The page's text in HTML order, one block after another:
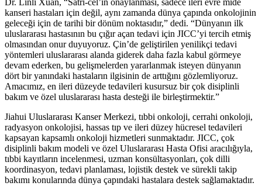
Dr. Linli Xuan, “Satri-cel’in onaylanması, sadece ileri evre mide
kanseri hastaları için değil, aynı zamanda dünya çapında onkolojinin
geleceği için de tarihi bir dönüm noktasıdır,” dedi. “Dünyanın ilk
uluslararası hastasının bu çığır açan tedavi için JICC’yi tercih etmiş
olmasından onur duyuyoruz. Çin’de geliştirilen yenilikçi tedavi
yöntemleri uluslararası alanda giderek daha fazla kabul görmeye
devam ederken, bu gelişmelerden yararlanmak isteyen dünyanın
dört bir yanındaki hastaların ilgisinin de arttığını gözlemliyoruz.
Amacımız, en ileri düzeyde tedavileri kusursuz bir çok disiplinli
bakım ve özel uluslararası hasta desteği ile birleştirmektir.”
Jiahui Uluslararası Kanser Merkezi, tıbbi onkoloji, cerrahi onkoloji,
radyasyon onkolojisi, hassas tıp ve ileri düzey hücresel tedavileri
kapsayan kapsamlı onkoloji hizmetleri sunmaktadır. JICC, çok
disiplinli bakım modeli ve özel Uluslararası Hasta Ofisi aracılığıyla,
tıbbi kayıtların incelenmesi, uzman konsültasyonları, çok dilli
koordinasyon, tedavi planlaması, lojistik destek ve sürekli takip
bakımı konularında dünya çapındaki hastalara destek sağlamaktadır.